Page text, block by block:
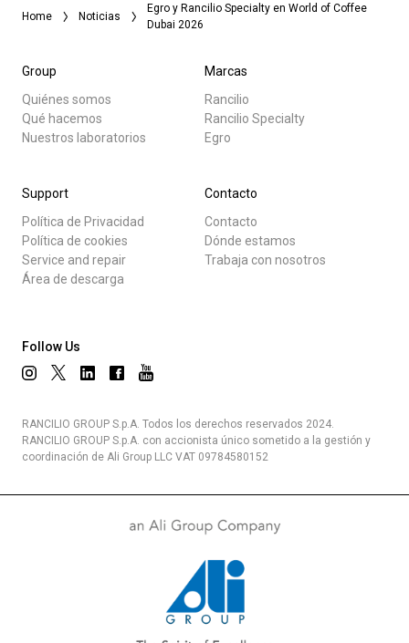
Home Noticias
Egro y Rancilio Specialty en World of Coffee
Dubai 2026
Group
Quiénes somos
Qué hacemos
Nuestros laboratorios
Marcas
Rancilio
Rancilio Specialty
Egro
Support
Política de Privacidad
Política de cookies
Service and repair
Área de descarga
Contacto
Contacto
Dónde estamos
Trabaja con nosotros
Follow Us
RANCILIO GROUP S.p.A. Todos los derechos reservados 2024.
RANCILIO GROUP S.p.A. con accionista único sometido a la gestión y
coordinación de Ali Group LLC VAT 09784580152